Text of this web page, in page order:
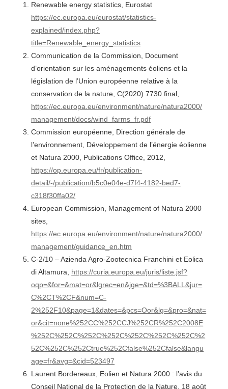
Renewable energy statistics, Eurostat
https://ec.europa.eu/eurostat/statistics-
explained/index.php?
title=Renewable_energy_statistics
Communication de la Commission, Document
d’orientation sur les aménagements éoliens et la
législation de l’Union européenne relative à la
conservation de la nature, C(2020) 7730 final,
https://ec.europa.eu/environment/nature/natura2000/
management/docs/wind_farms_fr.pdf
Commission européenne, Direction générale de
l’environnement, Développement de l’énergie éolienne
et Natura 2000, Publications Office, 2012,
https://op.europa.eu/fr/publication-
detail/-/publication/b5c0e04e-d7f4-4182-bed7-
c318f30ffa02/
European Commission, Management of Natura 2000
sites,
https://ec.europa.eu/environment/nature/natura2000/
management/guidance_en.htm
C-2/10 – Azienda Agro-Zootecnica Franchini et Eolica
di Altamura, https://curia.europa.eu/juris/liste.jsf?
oqp=&for=&mat=or&lgrec=en&jge=&td=%3BALL&jur=
C%2CT%2CF&num=C-
2%252F10&page=1&dates=&pcs=Oor&lg=&pro=&nat=
or&cit=none%252CC%252CCJ%252CR%252C2008E
%252C%252C%252C%252C%252C%252C%252C%2
52C%252C%252Ctrue%252Cfalse%252Cfalse&langu
age=fr&avg=&cid=523497
Laurent Bordereaux, Eolien et Natura 2000 : l’avis du
Conseil National de la Protection de la Nature, 18 août